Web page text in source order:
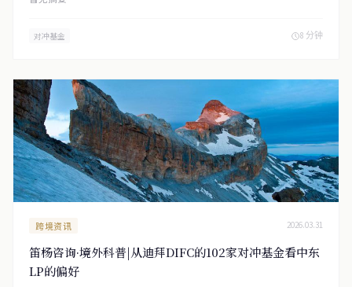
对冲基金 8 分钟
跨境资讯 2026.03.31
笛杨咨询·境外科普|从迪拜DIFC的102家对冲基金看中东
LP的偏好